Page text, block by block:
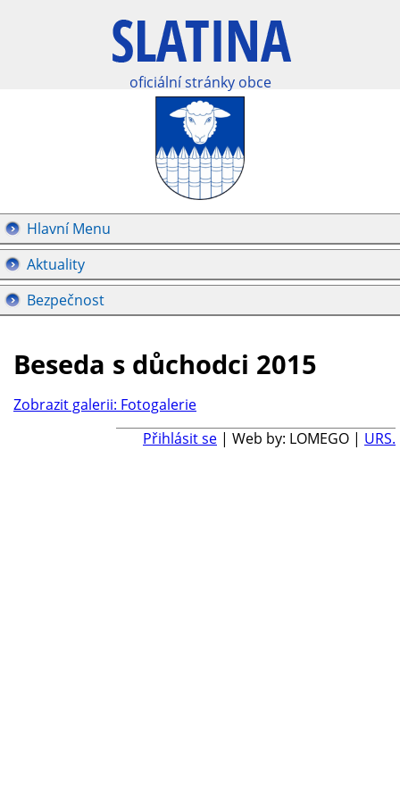
oficiální stránky obce
Hlavní Menu
Aktuality
Bezpečnost
Beseda s důchodci 2015
Zobrazit galerii: Fotogalerie
Přihlásit se | Web by: LOMEGO | URS.